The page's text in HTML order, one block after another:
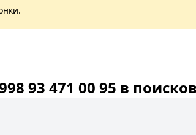
93 471 00 95 в